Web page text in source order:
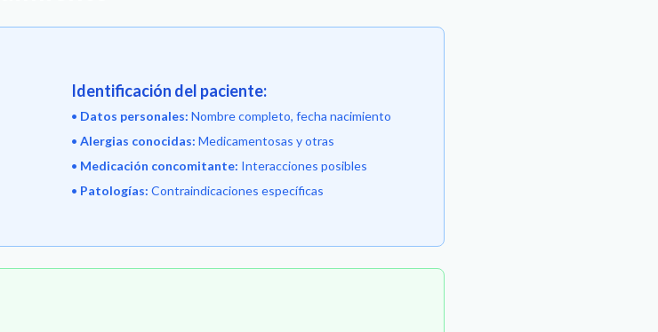
Identificación del paciente:
• Datos personales: Nombre completo, fecha nacimiento
• Alergias conocidas: Medicamentosas y otras
• Medicación concomitante: Interacciones posibles
• Patologías: Contraindicaciones específicas